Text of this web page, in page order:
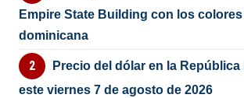
Empire State Building con los
dominicana
Precio del dólar en la
este viernes 7 de agosto de 2026